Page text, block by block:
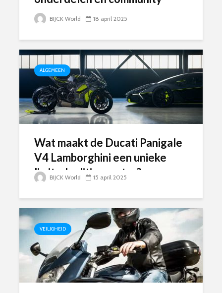
BIJCK World 18 april 2025
ALGEMEEN
Wat maakt de Ducati Panigale
V4 Lamborghini een unieke
limited edition motor?
BIJCK World 15 april 2025
VEILIGHEID